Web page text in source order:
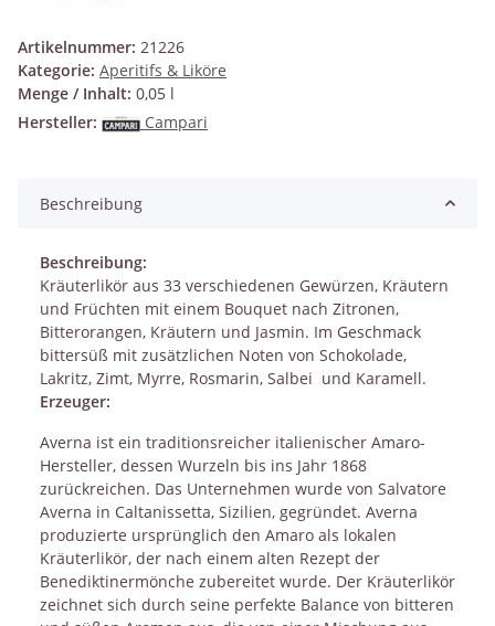
Artikelnummer: 21226
Kategorie: Aperitifs & Liköre
Menge / Inhalt: 0,05 l
Hersteller:
Campari
Beschreibung
Beschreibung:
Kräuterlikör aus 33 verschiedenen Gewürzen, Kräutern
und Früchten mit einem Bouquet nach Zitronen,
Bitterorangen, Kräutern und Jasmin. Im Geschmack
bittersüß mit zusätzlichen Noten von Schokolade,
Lakritz, Zimt, Myrre, Rosmarin, Salbei und Karamell.
Erzeuger:
Averna ist ein traditionsreicher italienischer Amaro-
Hersteller, dessen Wurzeln bis ins Jahr 1868
zurückreichen. Das Unternehmen wurde von Salvatore
Averna in Caltanissetta, Sizilien, gegründet. Averna
produzierte ursprünglich den Amaro als lokalen
Kräuterlikör, der nach einem alten Rezept der
Benediktinermönche zubereitet wurde. Der Kräuterlikör
zeichnet sich durch seine perfekte Balance von bitteren